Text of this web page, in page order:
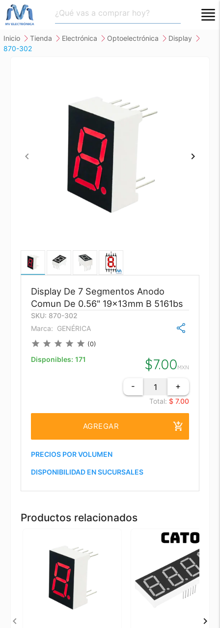
inicio tienda electrónica optoelectrónica
display
870-302
Display De 7 Segmentos Anodo
Comun De 0.56" 19x13mm B 5161bs
SKU: 870-302
Marca: GENÉRICA
star star star star star (0)
Disponibles: 171 $7.00MXN
- +
Total: $ 7.00
AGREGAR add_shopping_cart
PRECIOS POR VOLUMEN
DISPONIBILIDAD EN SUCURSALES
Productos relacionados